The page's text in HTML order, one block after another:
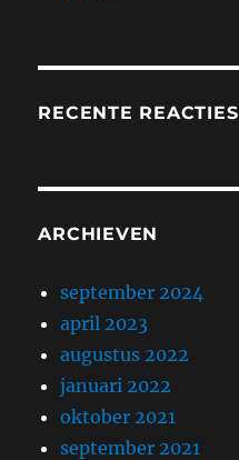
RECENTE REACTIES
ARCHIEVEN
september 2024
april 2023
augustus 2022
januari 2022
oktober 2021
september 2021